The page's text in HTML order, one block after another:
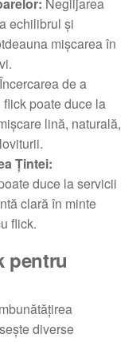
Neglijarea
echilibrul și
mișcarea în
Încercarea de a
poate duce la
lină, naturală,
Țintei:
duce la servicii
clară în minte
flick.
pentru
diverse